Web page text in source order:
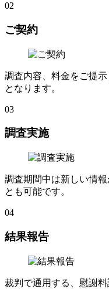
02
ご契約
調査内容 料金をご提示
となります。
03
調査実施
調査期間中は新しい情
とも可能です。
04
結果報告
裁判で通用する
慰謝